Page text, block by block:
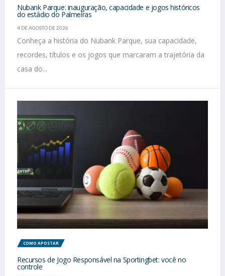
Nubank Parque: inauguração, capacidade e jogos históricos
do estádio do Palmeiras
4 DE AGOSTO DE 2026
Conheça a história do Nubank Parque, sua capacidade,
recordes, títulos e os jogos que marcaram a trajetória da
casa do...
COMO APOSTAR
Recursos de Jogo Responsável na Sportingbet: você no
controle